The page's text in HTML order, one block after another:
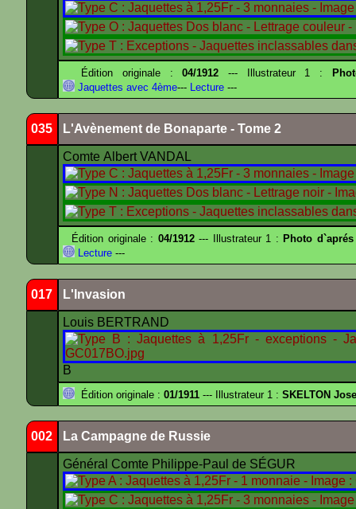
Édition originale :04/1912 --- Illustrateur 1 :
Jaquettes avec 4ème--- Lecture ---
035 L'Avènement de Bonaparte - Tome 2
Comte Albert VANDAL
Édition originale : 04/1912--- Illustrateur 1 : Photo
Lecture ---
017 L'Invasion
Louis BERTRAND
B
Édition originale : 01/1911 --- Illustrateur 1 : SKELTON
002 La Campagne de Russie
Général Comte Philippe-Paul de SÉGUR